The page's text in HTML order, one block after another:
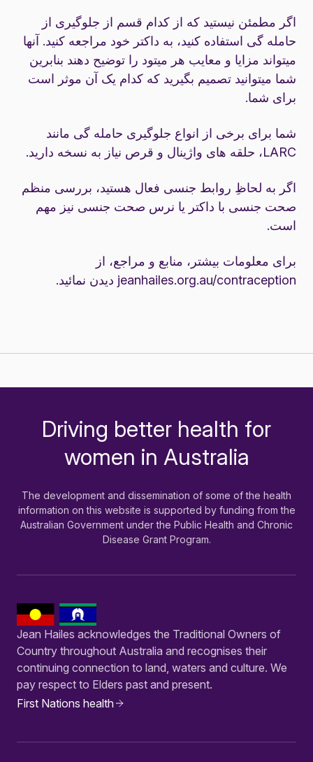
اگر مطمئن نیستید که از کدام قسم از جلوگیری از
حامله گی استفاده کنید، به داکتر خود مراجعه کنید. آنها
میتواند مزایا و معایب هر میتود را توضیح دهند بنابرین
شما میتوانید تصمیم بگیرید که کدام یک آن موثر است
برای شما.
شما برای برخی از انواع جلوگیری حامله گی مانند
LARC، حلقه های واژینال و قرص نیاز به نسخه دارید.
اگر به لحاظِ روابط جنسی فعال هستید، بررسی منظم
صحت جنسی با داکتر یا نرس صحت جنسی نیز مهم
است.
برای معلومات بیشتر، منابع و مراجع، از
jeanhailes.org.au/contraception دیدن نمائید.
Driving better health for
women in Australia
The development and dissemination of some of the health
information on this website is supported by funding from the
Australian Government under the Public Health and Chronic
Disease Grant Program.
Jean Hailes acknowledges the Traditional Owners of
Country throughout Australia and recognises their
continuing connection to land, waters and culture. We
pay respect to Elders past and present.
First Nations health